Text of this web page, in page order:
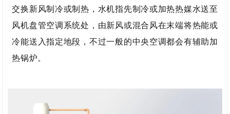
交换新风制冷或制热，水机指先制冷或加热热媒水送至
风机盘管空调系统处，由新风或混合风在末端将热能或
冷能送入指定地段，不过一般的中央空调都会有辅助加
热锅炉。